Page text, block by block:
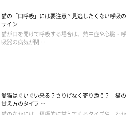
猫の「口呼吸」には要注意？見逃したくない呼吸の
サイン
猫が口を開けて呼吸する場合は、熱中症や心臓・呼
吸器の病気が関 …
愛猫はぐいぐい来る？さりげなく寄り添う？ 猫の
甘え方のタイプ …